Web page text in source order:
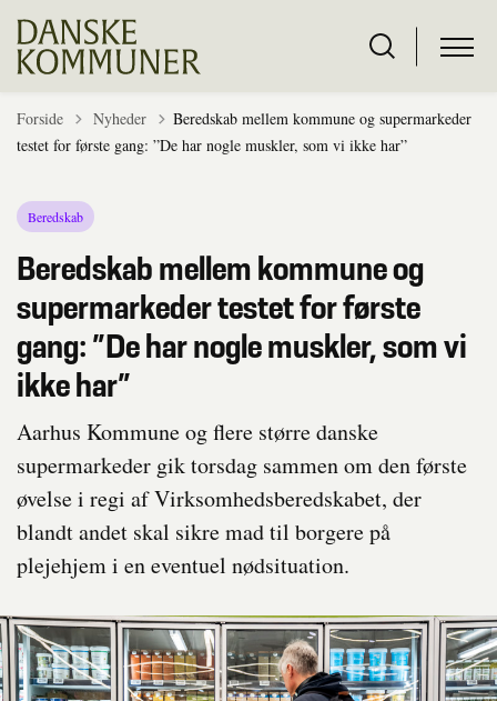
Forside Tilbage til
Nyheder
Beredskab mellem kommune og supermarkeder
testet for første gang: ”De har nogle muskler, som vi ikke har”
Beredskab
Beredskab mellem kommune og
supermarkeder testet for første
gang: ”De har nogle muskler, som vi
ikke har”
Aarhus Kommune og flere større danske
supermarkeder gik torsdag sammen om den første
øvelse i regi af Virksomhedsberedskabet, der
blandt andet skal sikre mad til borgere på
plejehjem i en eventuel nødsituation.